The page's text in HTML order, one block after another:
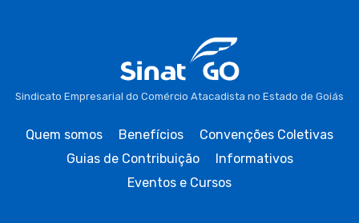
Sindicato Empresarial do Comércio Atacadista no Estado de Goiás
Quem somos Benefícios
Convenções Coletivas
Guias de Contribuição
Informativos
Eventos e Cursos